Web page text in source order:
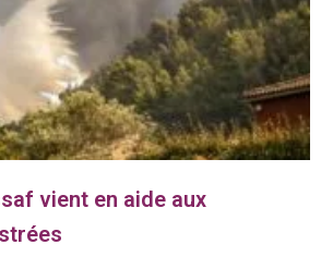
vient en aide aux